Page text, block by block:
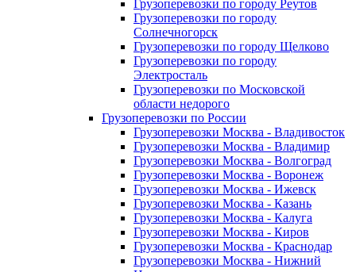
Грузоперевозки по городу Реутов
Грузоперевозки по городу
Солнечногорск
Грузоперевозки по городу Щелково
Грузоперевозки по городу
Электросталь
Грузоперевозки по Московской
области недорого
Грузоперевозки по России
Грузоперевозки Москва - Владивосток
Грузоперевозки Москва - Владимир
Грузоперевозки Москва - Волгоград
Грузоперевозки Москва - Воронеж
Грузоперевозки Москва - Ижевск
Грузоперевозки Москва - Казань
Грузоперевозки Москва - Калуга
Грузоперевозки Москва - Киров
Грузоперевозки Москва - Краснодар
Грузоперевозки Москва - Нижний